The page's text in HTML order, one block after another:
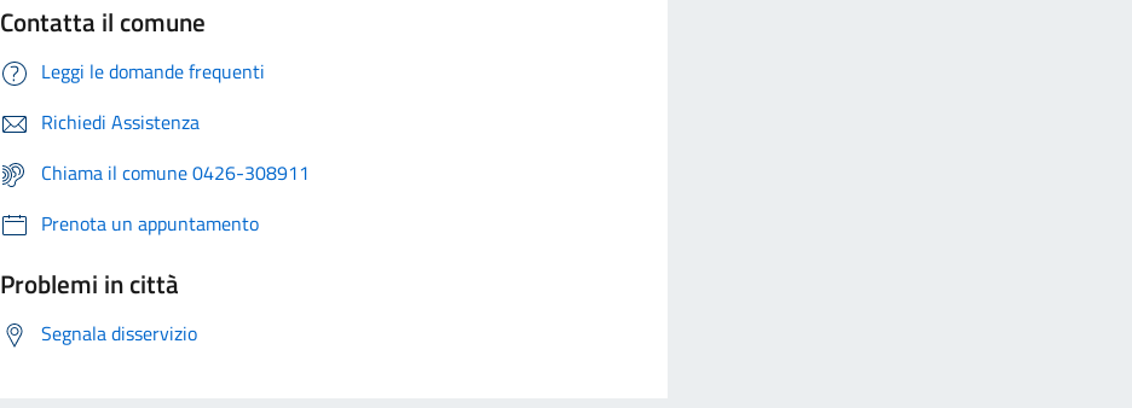
Contatta il comune
Leggi le domande frequenti
Richiedi Assistenza
Chiama il comune 0426-308911
Prenota un appuntamento
Problemi in città
Segnala disservizio